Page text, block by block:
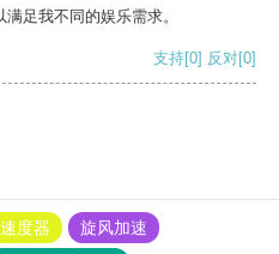
足我不同的娱乐需求。
支持[0] 反对[0]
度器
旋风加速